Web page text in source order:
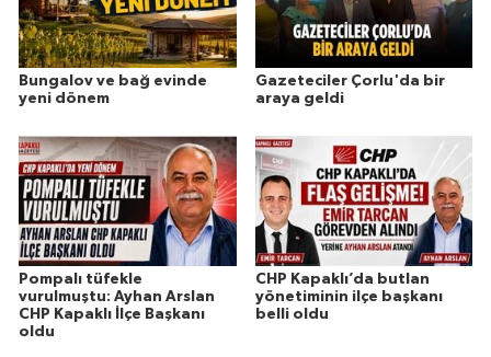
Bungalov ve bağ evinde
yeni dönem
Gazeteciler Çorlu'da bir
araya geldi
Pompalı tüfekle
vurulmuştu: Ayhan Arslan
CHP Kapaklı İlçe Başkanı
oldu
CHP Kapaklı’da butlan
yönetiminin ilçe başkanı
belli oldu